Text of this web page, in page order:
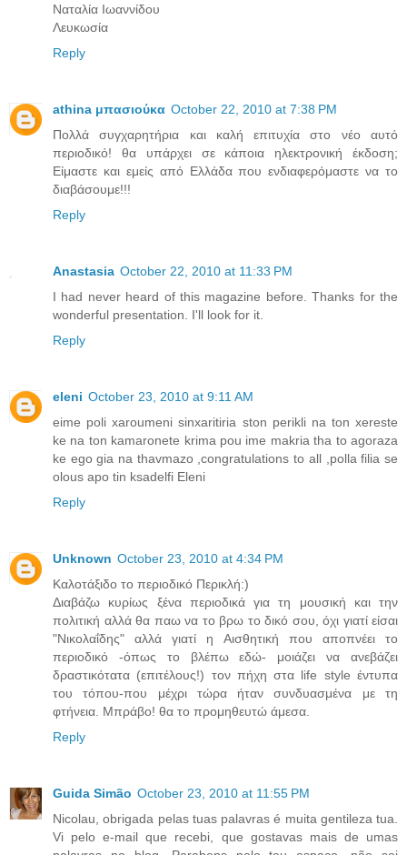
Ναταλία Ιωαννίδου
Λευκωσία
Reply
athina μπασιούκα October 22, 2010 at 7:38 PM
Πολλά συγχαρητήρια και καλή επιτυχία στο νέο αυτό
περιοδικό! θα υπάρχει σε κάποια ηλεκτρονική έκδοση;
Είμαστε και εμείς από Ελλάδα που ενδιαφερόμαστε να το
διαβάσουμε!!!
Reply
Anastasia October 22, 2010 at 11:33 PM
I had never heard of this magazine before. Thanks for the
wonderful presentation. I'll look for it.
Reply
eleni October 23, 2010 at 9:11 AM
eime poli xaroumeni sinxaritiria ston perikli na ton xereste
ke na ton kamaronete krima pou ime makria tha to agoraza
ke ego gia na thavmazo ,congratulations to all ,polla filia se
olous apo tin ksadelfi Eleni
Reply
Unknown October 23, 2010 at 4:34 PM
Καλοτάξιδο το περιοδικό Περικλή:)
Διαβάζω κυρίως ξένα περιοδικά για τη μουσική και την
πολιτική αλλά θα παω να το βρω το δικό σου, όχι γιατί είσαι
"Νικολαΐδης" αλλά γιατί η Αισθητική που αποπνέει το
περιοδικό -όπως το βλέπω εδώ- μοιάζει να ανεβάζει
δραστικότατα (επιτέλους!) τον πήχη στα life style έντυπα
του τόπου-που μέχρι τώρα ήταν συνδυασμένα με τη
φτήνεια. Μπράβο! θα το προμηθευτώ άμεσα.
Reply
Guida Simão October 23, 2010 at 11:55 PM
Nicolau, obrigada pelas tuas palavras é muita gentileza tua.
Vi pelo e-mail que recebi, que gostavas mais de umas